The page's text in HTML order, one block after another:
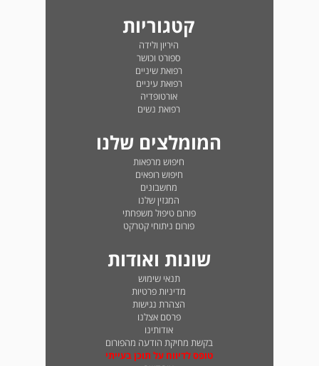
קטגוריות
היריון ולידה
ספורט וכושר
רפואת שיניים
רפואת עיניים
אורטופדיה
רפואת נשים
המומלצים שלנו
חיפוש מרפאות
חיפוש רופאים
מחשבונים
המגזין שלנו
פורום טיפול משפחתי
פורום ניתוחי קטרקט
שונות ואודות
תנאי שימוש
מדיניות פרטיות
הצהרת נגישות
פרסם אצלנו
אודותינו
בקשת מחיקת הודעה מהפורום
טופס לדיווח על תוכן בעייתי